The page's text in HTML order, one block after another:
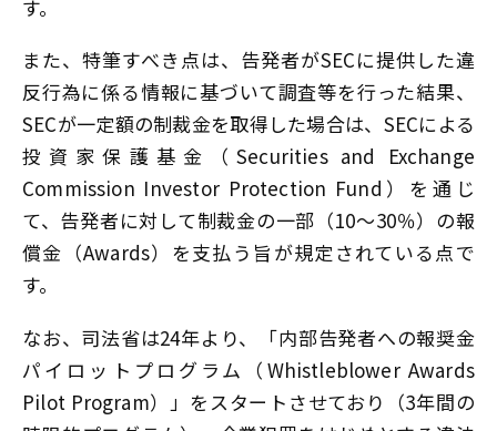
す。
また、特筆すべき点は、告発者がSECに提供した違
反行為に係る情報に基づいて調査等を行った結果、
SECが一定額の制裁金を取得した場合は、SECによる
投資家保護基金（Securities and Exchange
Commission Investor Protection Fund）を通じ
て、告発者に対して制裁金の一部（10～30％）の報
償金（Awards）を支払う旨が規定されている点で
す。
なお、司法省は24年より、「内部告発者への報奨金
パイロットプログラム（Whistleblower Awards
Pilot Program）」をスタートさせており（3年間の